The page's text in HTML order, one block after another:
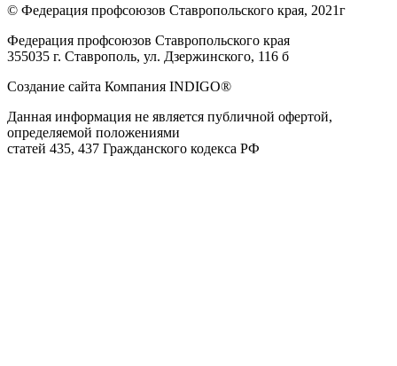
© Федерация профсоюзов Ставропольского края, 2021г
Федерация профсоюзов Ставропольского края
355035 г. Ставрополь, ул. Дзержинского, 116 б
Создание сайта Компания INDIGO®
Данная информация не является публичной офертой,
определяемой положениями
статей 435, 437 Гражданского кодекса РФ